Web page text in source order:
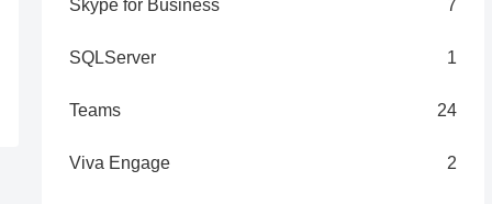
Skype for Business 7
SQLServer 1
Teams 24
Viva Engage 2